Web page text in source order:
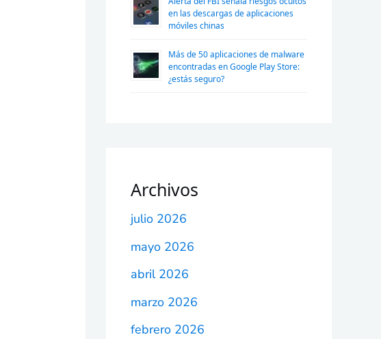
en las descargas de aplicaciones
móviles chinas
Más de 50 aplicaciones de malware
encontradas en Google Play Store:
¿estás seguro?
Archivos
julio 2026
mayo 2026
abril 2026
marzo 2026
febrero 2026